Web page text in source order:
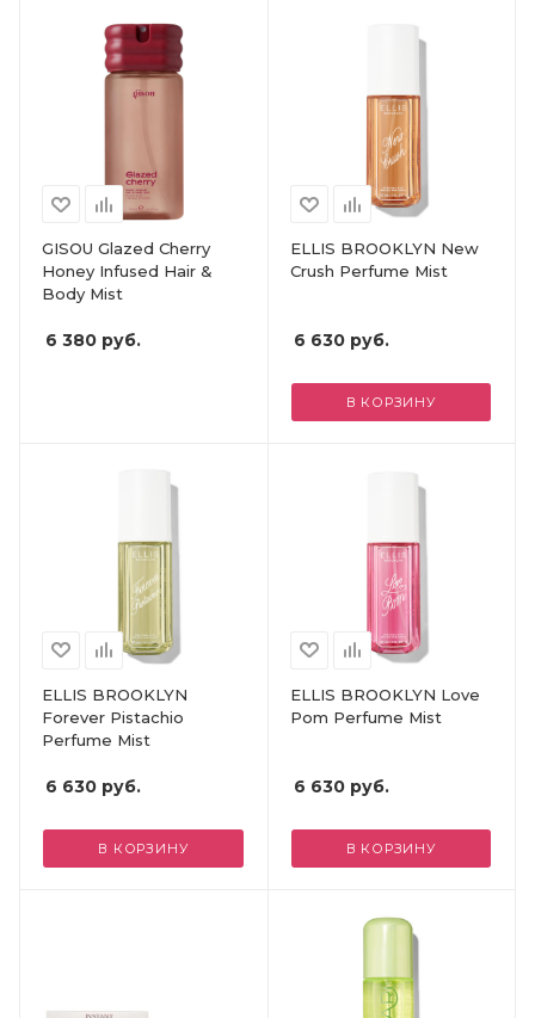
GISOU Glazed Cherry
Honey Infused Hair &
Body Mist
6 380 руб.
ELLIS BROOKLYN New
Crush Perfume Mist
6 630руб.
В КОРЗИНУ
ELLIS BROOKLYN
Forever Pistachio
Perfume Mist
6 630 руб.
В КОРЗИНУ
ELLIS BROOKLYN Love
Pom Perfume Mist
6 630руб.
В КОРЗИНУ